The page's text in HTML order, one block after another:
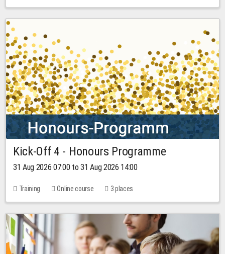
Kick-Off 4 - Honours Programme
31 Aug 2026 07:00 to 31 Aug 2026 14:00
Training Online course 3 places